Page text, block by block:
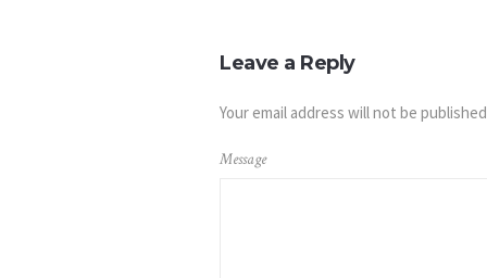
Leave a Reply
Your email address will not be
Message